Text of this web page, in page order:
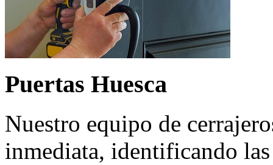
Puertas Huesca
Nuestro equipo de
inmediata, identificando